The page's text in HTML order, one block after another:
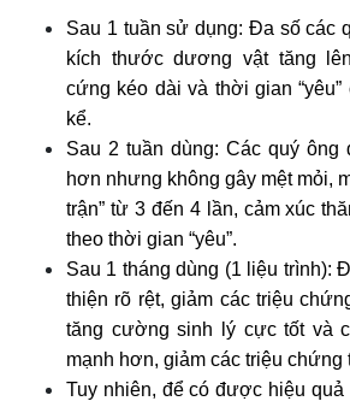
Sau 1 tuần sử dụng: Đa số các
kích thước dương vật tăng
cứng kéo dài và thời gian
kể.
Sau 2 tuần dùng: Các quý ông
hơn nhưng không gây mệt mỏi,
trận” từ 3 đến 4 lần, cảm xúc
theo thời gian “yêu”.
Sau 1 tháng dùng (1 liệu trình):
thiện rõ rệt, giảm các triệu
tăng cường sinh lý cực tốt và
mạnh hơn, giảm các triệu chứng
Tuy nhiên, để có được hiệu